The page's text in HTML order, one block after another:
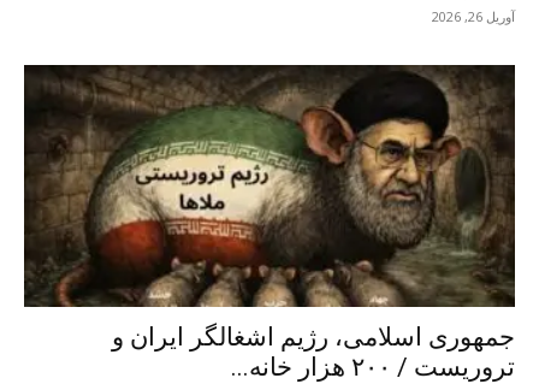
آوریل 26, 2026
جمهوری اسلامی، رژیم اشغالگر ایران و
تروریست / ۲۰۰ هزار خانه...